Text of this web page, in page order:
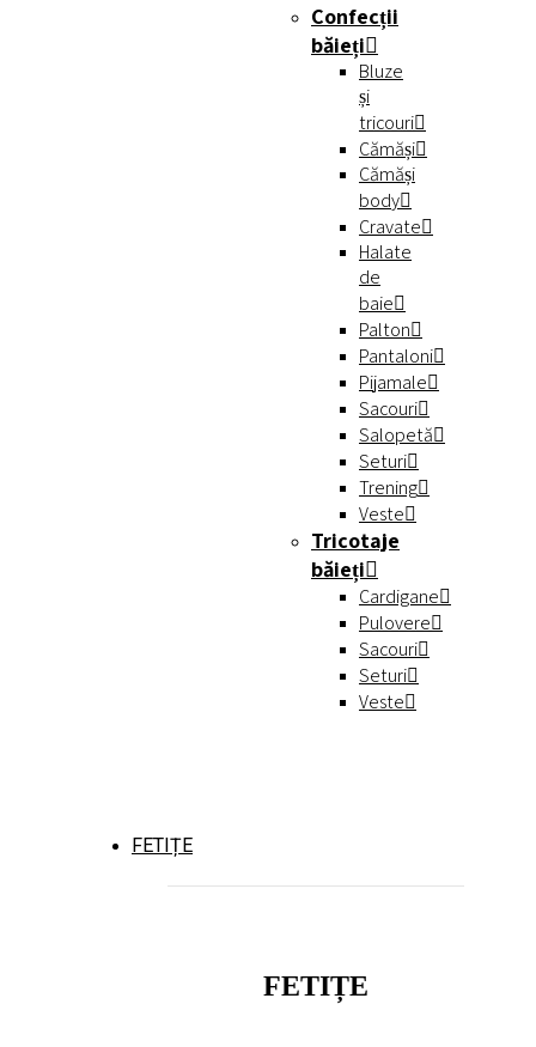
Confecții
băieți
Bluze
și
tricouri
Cămăși
Cămăși
body
Cravate
Halate
de
baie
Palton
Pantaloni
Pijamale
Sacouri
Salopetă
Seturi
Trening
Veste
Tricotaje
băieți
Cardigane
Pulovere
Sacouri
Seturi
Veste
FETIȚE
FETIȚE